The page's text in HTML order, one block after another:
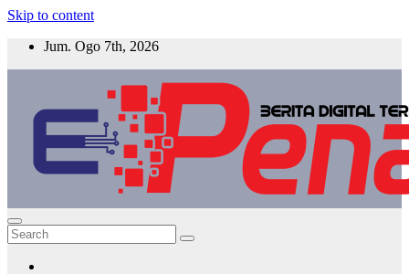
Skip to content
Jum. Ogo 7th, 2026
E-PENA
Berita Digital Terkini